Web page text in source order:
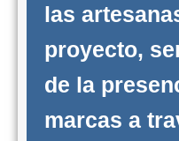
las
proyecto,
de la
marcas a